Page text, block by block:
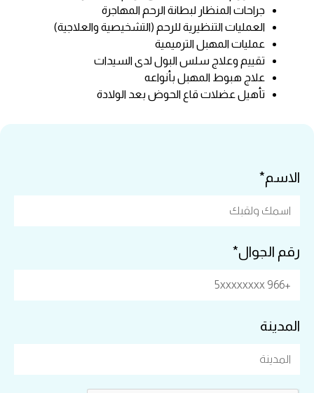
جراحات المنظار لبطانة الرحم المهاجرة
العمليات التنظيرية للرحم (التشخيصية والعلاجية)
عمليات المهبل الترميمية
تقييم وعلاج سلس البول لدى السيدات
علاج هبوط المهبل بأنواعه
تأهيل عضلات قاع الحوض بعد الولادة
الاسم*
رقم الجوال*
المدينة